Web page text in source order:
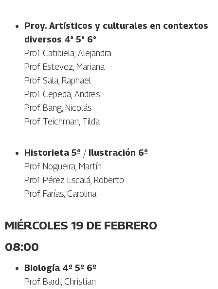
Proy. Artísticos y culturales en contextos
diversos 4° 5° 6°
Prof. Catibiela, Alejandra
Prof. Estevez, Mariana
Prof. Sala, Raphael
Prof. Cepeda, Andres
Prof. Bang, Nicolás
Prof. Teichman, Tilda
Historieta 5º / Ilustración 6º
Prof. Nogueira, Martín
Prof. Pérez Escalá, Roberto
Prof. Farías, Carolina
MIÉRCOLES 19 DE FEBRERO
08:00
Biología 4º 5º 6º
Prof. Bardi, Christian